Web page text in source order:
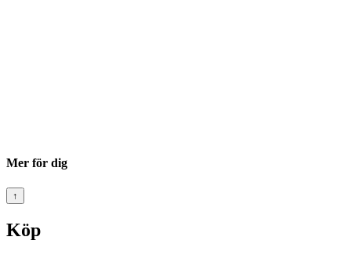
Mer för dig
↑
Köp